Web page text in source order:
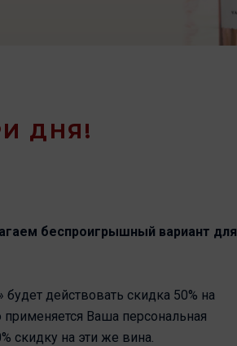
ДНЯ!
беспроигрышный вариант для
действовать скидка 50% на
Ваша персональная
скидку на эти же вина.